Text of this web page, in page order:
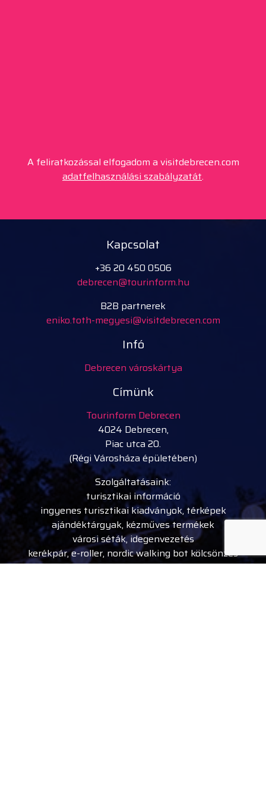
A feliratkozással elfogadom a visitdebrecen.com
adatfelhasználási szabályzatát.
Kapcsolat
+36 20 450 0506
debrecen@tourinform.hu
B2B partnerek
eniko.toth-megyesi@visitdebrecen.com
Infó
Debrecen városkártya
Címünk
Tourinform Debrecen
4024 Debrecen,
Piac utca 20.
(Régi Városháza épületében)
Szolgáltatásaink:
turisztikai információ
ingyenes turisztikai kiadványok, térképek
ajándéktárgyak, kézműves termékek
városi séták, idegenvezetés
kerékpár, e-roller, nordic walking bot kölcsönzés
rendezvény belépőjegyek